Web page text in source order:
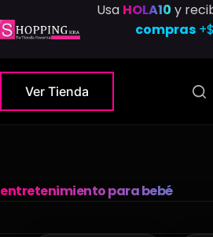
al
Usa HOLA10 y
compras
Ver Tienda
entretenimiento para bebé